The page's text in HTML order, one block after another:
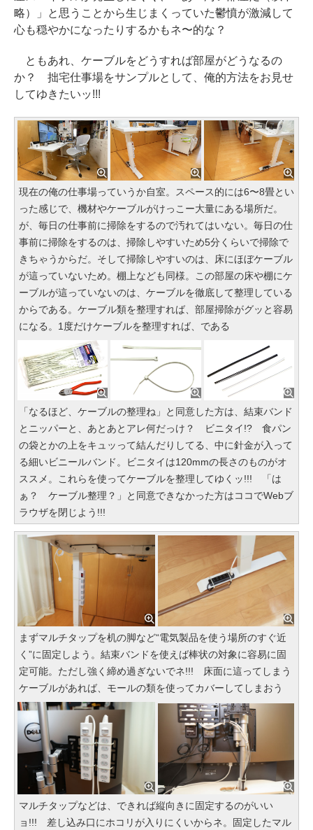
略）」と思うことから生じまくっていた鬱憤が激減して
心も穏やかになったりするかもネ〜的な？
ともあれ、ケーブルをどうすれば部屋がどうなるの
か？ 拙宅仕事場をサンプルとして、俺的方法をお見せ
してゆきたいッ!!!
現在の俺の仕事場っていうか自室。スペース的には6〜8畳とい
った感じで、機材やケーブルがけっこー大量にある場所だ。
が、毎日の仕事前に掃除をするので汚れてはいない。毎日の仕
事前に掃除をするのは、掃除しやすいため5分くらいで掃除で
きちゃうからだ。そして掃除しやすいのは、床にほぼケーブル
が這っていないため。棚上なども同様。この部屋の床や棚にケ
ーブルが這っていないのは、ケーブルを徹底して整理している
からである。ケーブル類を整理すれば、部屋掃除がグッと容易
になる。1度だけケーブルを整理すれば、である
「なるほど、ケーブルの整理ね」と同意した方は、結束バンド
とニッパーと、あとあとアレ何だっけ？ ビニタイ!? 食パン
の袋とかの上をキュッって結んだりしてる、中に針金が入って
る細いビニールバンド。ビニタイは120mmの長さのものがオ
ススメ。これらを使ってケーブルを整理してゆくッ!!! 「は
ぁ？ ケーブル整理？」と同意できなかった方はココでWebブ
ラウザを閉じよう!!!
まずマルチタップを机の脚など“電気製品を使う場所のすぐ近
く”に固定しよう。結束バンドを使えば棒状の対象に容易に固
定可能。ただし強く締め過ぎないでネ!!! 床面に這ってしまう
ケーブルがあれば、モールの類を使ってカバーしてしまおう
マルチタップなどは、できれば縦向きに固定するのがいい
ョ!!! 差し込み口にホコリが入りにくいからネ。固定したマル